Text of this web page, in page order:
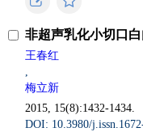
非超声乳化小切口
王春红
,
梅立新
2015, 15(8):1432-1434.
DOI: 10.3980/